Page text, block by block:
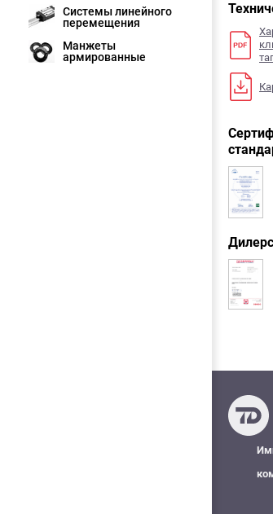
Системы линейного
перемещения
Манжеты
армированные